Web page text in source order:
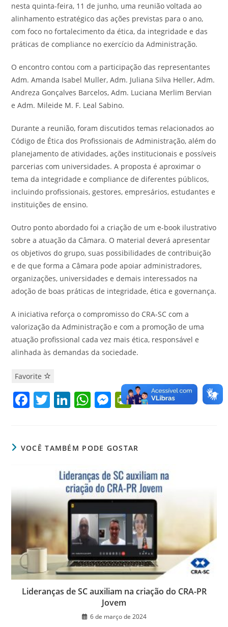
nesta quinta-feira, 11 de junho, uma reunião voltada ao
alinhamento estratégico das ações previstas para o ano,
com foco no fortalecimento da ética, da integridade e das
práticas de compliance no exercício da Administração.
O encontro contou com a participação das representantes
Adm. Amanda Isabel Muller, Adm. Juliana Silva Heller, Adm.
Andreza Gonçalves Barcelos, Adm. Luciana Merlim Bervian
e Adm. Mileide M. F. Leal Sabino.
Durante a reunião, foram discutidos temas relacionados ao
Código de Ética dos Profissionais de Administração, além do
planejamento de atividades, ações institucionais e possíveis
parcerias com universidades. A proposta é aproximar o
tema da integridade e compliance de diferentes públicos,
incluindo profissionais, gestores, empresários, estudantes e
instituições de ensino.
Outro ponto abordado foi a criação de um e-book ilustrativo
sobre a atuação da Câmara. O material deverá apresentar
os objetivos do grupo, suas possibilidades de contribuição
e de que forma a Câmara pode apoiar administradores,
organizações, universidades e demais interessados na
adoção de boas práticas de integridade, ética e governança.
A iniciativa reforça o compromisso do CRA-SC com a
valorização da Administração e com a promoção de uma
atuação profissional cada vez mais ética, responsável e
alinhada às demandas da sociedade.
Favorite
F
e
o
k
T
er
Li
e
n
W
s
p
p
M
e
n
g
er
Pr
ri
n
dl
y
VOCÊ TAMBÉM PODE GOSTAR
Lideranças de SC auxiliam na criação do CRA-PR
Jovem
6 de março de 2024